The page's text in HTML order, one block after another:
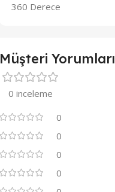
360 Derece
Müşteri Yorumları
0 inceleme
0
0
0
0